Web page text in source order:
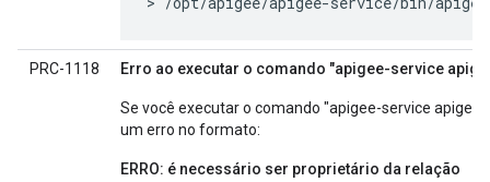
PRC-1118 Erro ao executar o comando "apigee-service
Se você executar o comando "apigee-service
um erro no formato:
ERRO: é necessário ser proprietário da relação